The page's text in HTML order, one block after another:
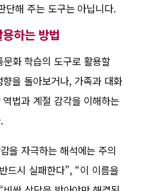
단해 주는 도구는 아닙니다.
하는 방법
화 학습의 도구로 활용할
을 돌아보거나, 가족과 대화
법과 계절 감각을 이해하는
을 자극하는 해석에는 주의
드시 실패한다”, “이 이름을